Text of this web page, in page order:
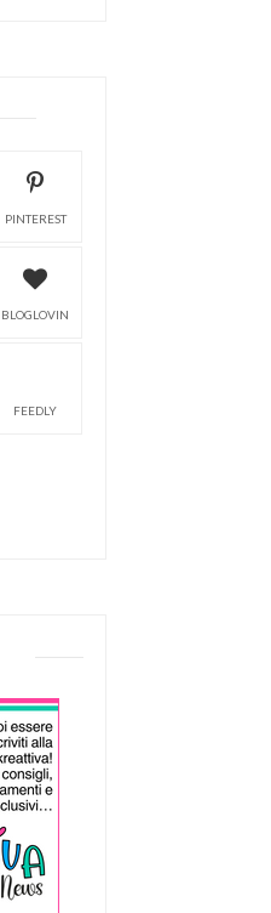
PINTEREST
BLOGLOVIN
FEEDLY